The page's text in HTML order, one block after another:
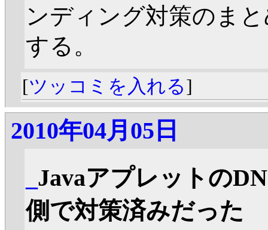
ンディング対策のま
する。
[ツッコミを入れる]
2010年04月05日
Javaアプレットの
側で対策済みだった